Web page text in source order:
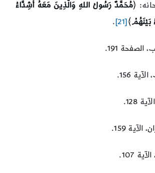
﴿مُحَمَّدٌ رَسُولُ اللهِ وَالَّذِينَ مَعَهُ أَشِدَّاءُ
بَيْنَهُمْ﴾ [21]
.
191.
156.
128.
159.
107.